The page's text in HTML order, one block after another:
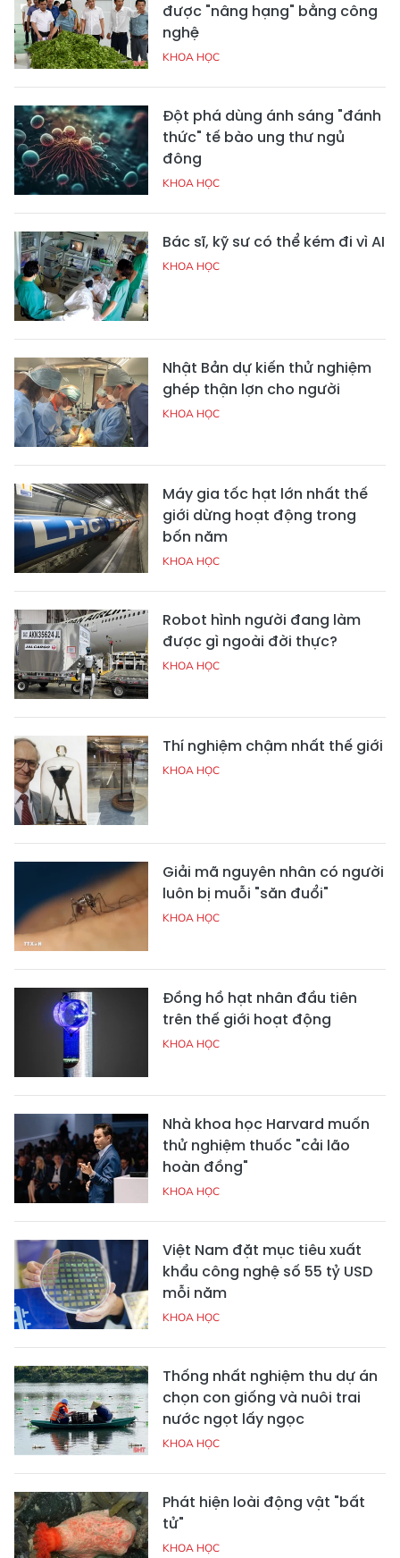
được "nâng hạng" bằng công
nghệ
KHOA HỌC
Đột phá dùng ánh sáng "đánh
thức" tế bào ung thư ngủ
đông
KHOA HỌC
Bác sĩ, kỹ sư có thể kém đi vì AI
KHOA HỌC
Nhật Bản dự kiến thử nghiệm
ghép thận lợn cho người
KHOA HỌC
Máy gia tốc hạt lớn nhất thế
giới dừng hoạt động trong
bốn năm
KHOA HỌC
Robot hình người đang làm
được gì ngoài đời thực?
KHOA HỌC
Thí nghiệm chậm nhất thế giới
KHOA HỌC
Giải mã nguyên nhân có người
luôn bị muỗi "săn đuổi"
KHOA HỌC
Đồng hồ hạt nhân đầu tiên
trên thế giới hoạt động
KHOA HỌC
Nhà khoa học Harvard muốn
thử nghiệm thuốc "cải lão
hoàn đồng"
KHOA HỌC
Việt Nam đặt mục tiêu xuất
khẩu công nghệ số 55 tỷ USD
mỗi năm
KHOA HỌC
Thống nhất nghiệm thu dự án
chọn con giống và nuôi trai
nước ngọt lấy ngọc
KHOA HỌC
Phát hiện loài động vật "bất
tử"
KHOA HỌC